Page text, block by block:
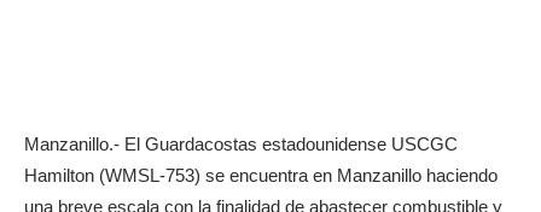
Manzanillo.- El Guardacostas estadounidense USCGC
Hamilton (WMSL-753) se encuentra en Manzanillo haciendo
una breve escala con la finalidad de abastecer combustible y